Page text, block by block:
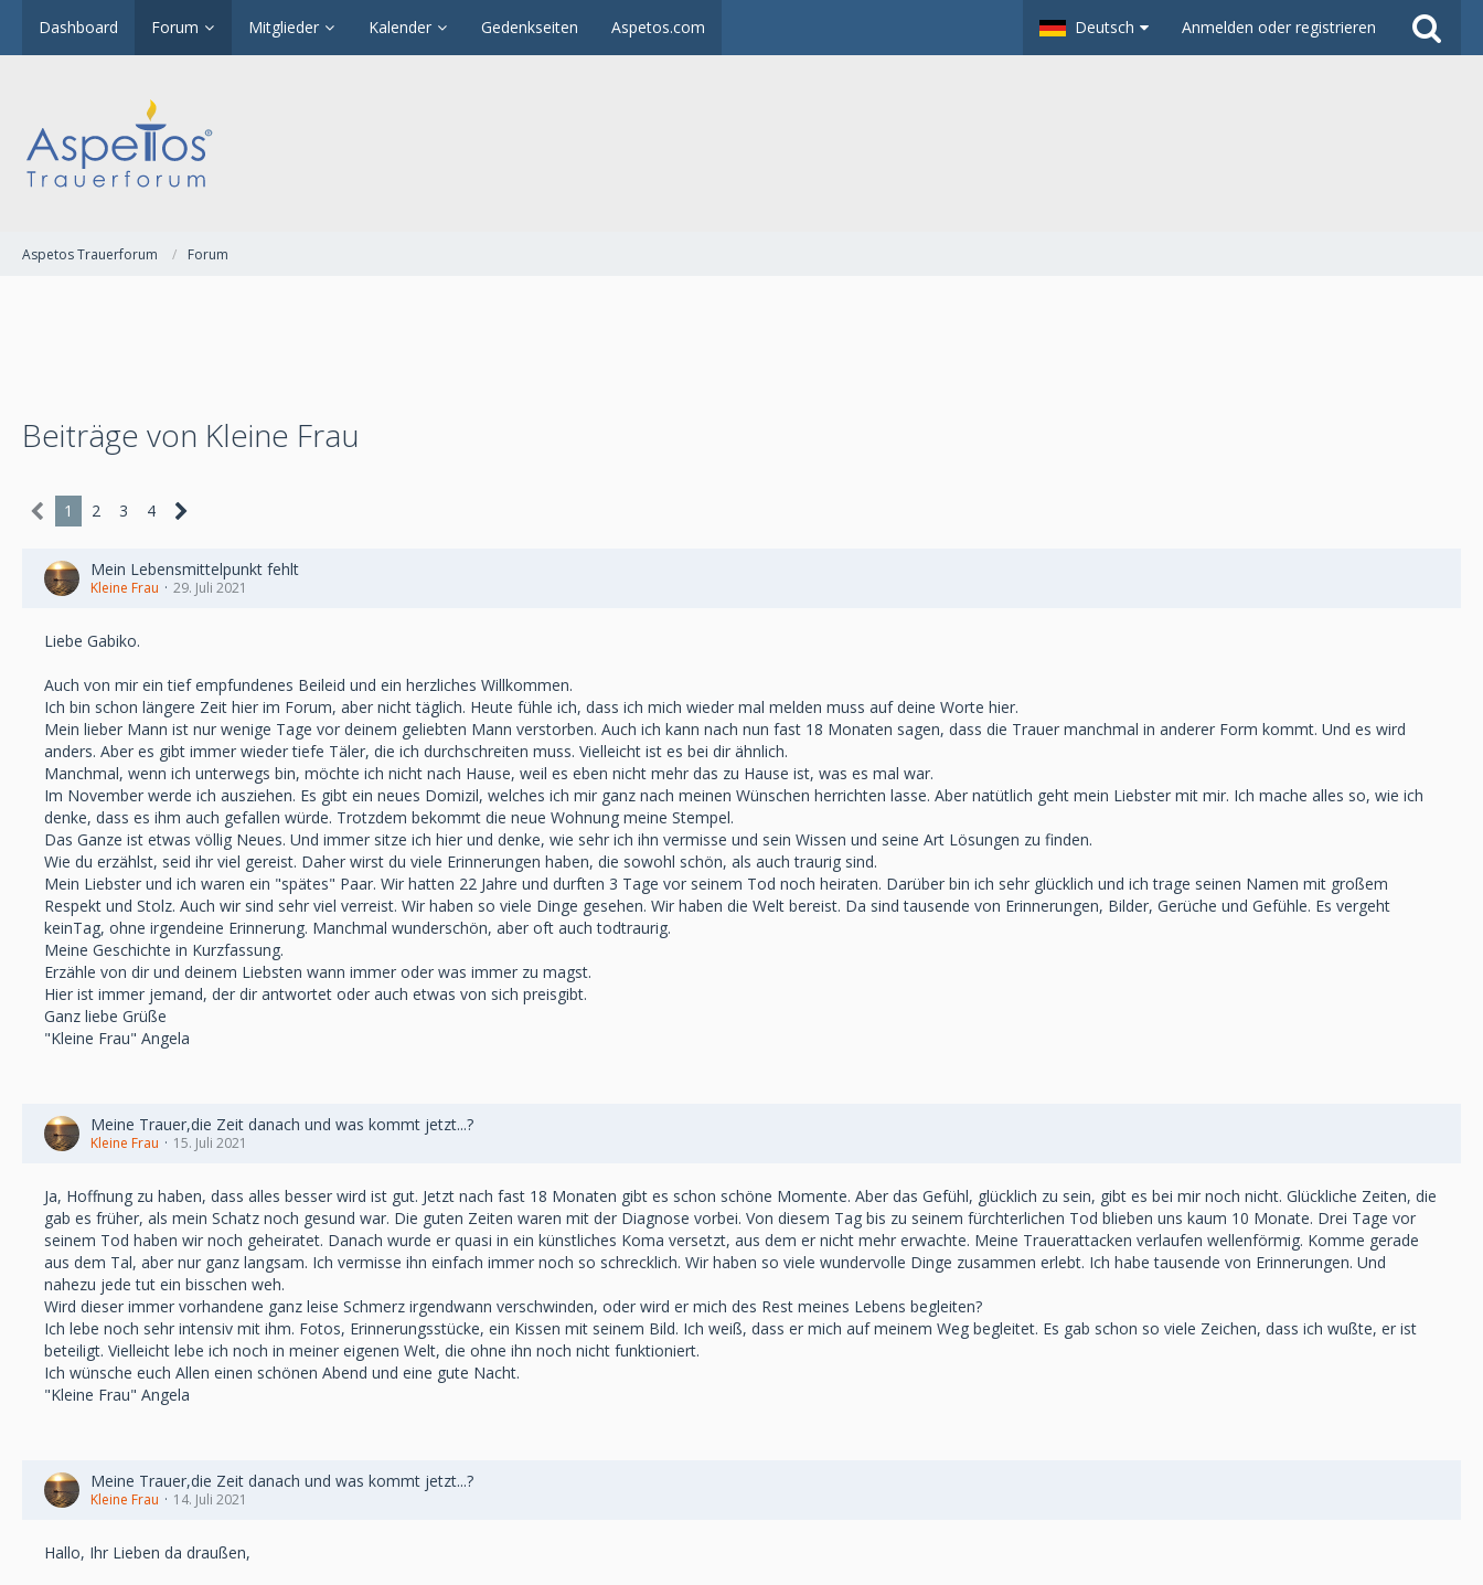
Dashboard Forum Mitglieder Kalender Gedenkseiten Aspetos.com Deutsch Anmelden oder registrieren
Aspetos Trauerforum Forum
Beiträge von Kleine Frau
1 2 3 4
Mein Lebensmittelpunkt fehlt
Kleine Frau 29. Juli 2021
Liebe Gabiko.
Auch von mir ein tief empfundenes Beileid und ein herzliches Willkommen.
Ich bin schon längere Zeit hier im Forum, aber nicht täglich. Heute fühle ich, dass ich mich wieder mal melden muss auf deine Worte hier.
Mein lieber Mann ist nur wenige Tage vor deinem geliebten Mann verstorben. Auch ich kann nach nun fast 18 Monaten sagen, dass die Trauer manchmal in anderer Form kommt. Und es wird
anders. Aber es gibt immer wieder tiefe Täler, die ich durchschreiten muss. Vielleicht ist es bei dir ähnlich.
Manchmal, wenn ich unterwegs bin, möchte ich nicht nach Hause, weil es eben nicht mehr das zu Hause ist, was es mal war.
Im November werde ich ausziehen. Es gibt ein neues Domizil, welches ich mir ganz nach meinen Wünschen herrichten lasse. Aber natütlich geht mein Liebster mit mir. Ich mache alles so, wie ich
denke, dass es ihm auch gefallen würde. Trotzdem bekommt die neue Wohnung meine Stempel.
Das Ganze ist etwas völlig Neues. Und immer sitze ich hier und denke, wie sehr ich ihn vermisse und sein Wissen und seine Art Lösungen zu finden.
Wie du erzählst, seid ihr viel gereist. Daher wirst du viele Erinnerungen haben, die sowohl schön, als auch traurig sind.
Mein Liebster und ich waren ein "spätes" Paar. Wir hatten 22 Jahre und durften 3 Tage vor seinem Tod noch heiraten. Darüber bin ich sehr glücklich und ich trage seinen Namen mit großem
Respekt und Stolz. Auch wir sind sehr viel verreist. Wir haben so viele Dinge gesehen. Wir haben die Welt bereist. Da sind tausende von Erinnerungen, Bilder, Gerüche und Gefühle. Es vergeht
keinTag, ohne irgendeine Erinnerung. Manchmal wunderschön, aber oft auch todtraurig.
Meine Geschichte in Kurzfassung.
Erzähle von dir und deinem Liebsten wann immer oder was immer zu magst.
Hier ist immer jemand, der dir antwortet oder auch etwas von sich preisgibt.
Ganz liebe Grüße
"Kleine Frau" Angela
Meine Trauer,die Zeit danach und was kommt jetzt...?
Kleine Frau 15. Juli 2021
Ja, Hoffnung zu haben, dass alles besser wird ist gut. Jetzt nach fast 18 Monaten gibt es schon schöne Momente. Aber das Gefühl, glücklich zu sein, gibt es bei mir noch nicht. Glückliche Zeiten, die
gab es früher, als mein Schatz noch gesund war. Die guten Zeiten waren mit der Diagnose vorbei. Von diesem Tag bis zu seinem fürchterlichen Tod blieben uns kaum 10 Monate. Drei Tage vor
seinem Tod haben wir noch geheiratet. Danach wurde er quasi in ein künstliches Koma versetzt, aus dem er nicht mehr erwachte. Meine Trauerattacken verlaufen wellenförmig. Komme gerade
aus dem Tal, aber nur ganz langsam. Ich vermisse ihn einfach immer noch so schrecklich. Wir haben so viele wundervolle Dinge zusammen erlebt. Ich habe tausende von Erinnerungen. Und
nahezu jede tut ein bisschen weh.
Wird dieser immer vorhandene ganz leise Schmerz irgendwann verschwinden, oder wird er mich des Rest meines Lebens begleiten?
Ich lebe noch sehr intensiv mit ihm. Fotos, Erinnerungsstücke, ein Kissen mit seinem Bild. Ich weiß, dass er mich auf meinem Weg begleitet. Es gab schon so viele Zeichen, dass ich wußte, er ist
beteiligt. Vielleicht lebe ich noch in meiner eigenen Welt, die ohne ihn noch nicht funktioniert.
Ich wünsche euch Allen einen schönen Abend und eine gute Nacht.
"Kleine Frau" Angela
Meine Trauer,die Zeit danach und was kommt jetzt...?
Kleine Frau 14. Juli 2021
Hallo, Ihr Lieben da draußen,